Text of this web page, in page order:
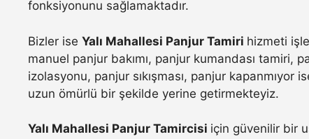
fonksiyonunu sağlamaktadır.
Bizler ise Yalı Mahallesi Panjur Tamiri hizmeti
manuel panjur bakımı, panjur kumandası tamiri,
izolasyonu, panjur sıkışması, panjur kapanmıyor
uzun ömürlü bir şekilde yerine getirmekteyiz.
Yalı Mahallesi Panjur Tamircisi için güvenilir bir